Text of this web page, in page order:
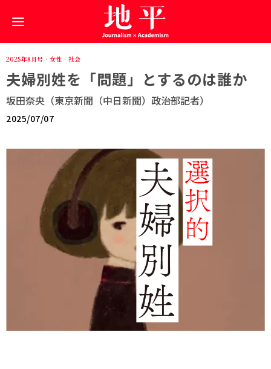
2025年8月号 · 女性 · 社会
夫婦別姓を「問題」とするのは誰か
坂田奈央（東京新聞（中日新聞）政治部記者）
2025/07/07